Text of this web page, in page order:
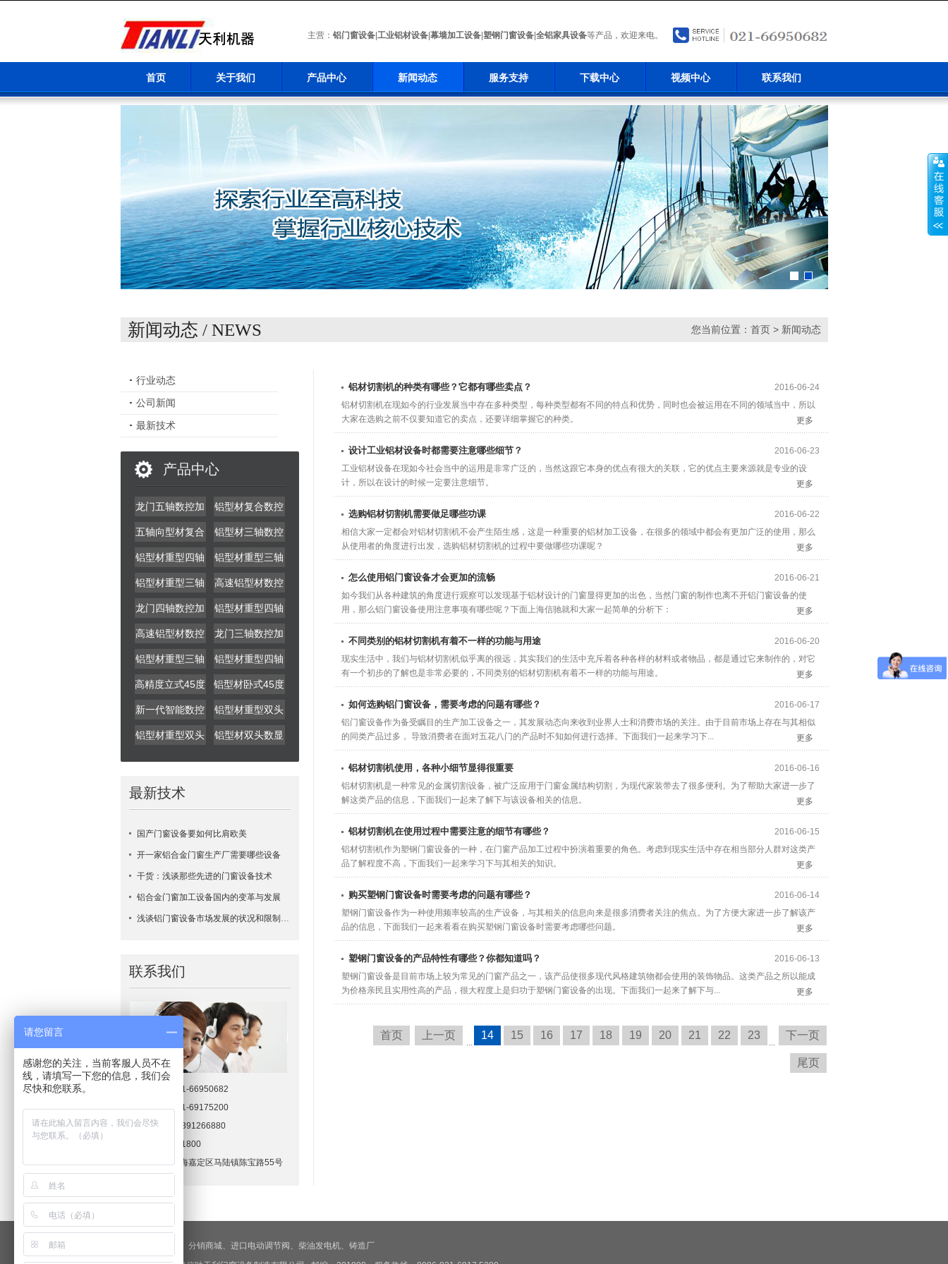
主营： 铝门窗设备| 工业铝材设备| 幕墙加工设备| 塑钢门窗设备| 全铝家具设备等产品，欢迎来电。
首页 关于我们 产品中心 新闻动态 服务支持 下载中心 视频中心 联系我们
您当前位置： 首页> 新闻动态
新闻动态 / NEWS
行业动态
公司新闻
最新技术
产品中心
龙门五轴数控加
工中心
铝型材复合数控
加工中心
五轴向型材复合
数控加工中心
550*6500B
铝型材三轴数控
加工中心
铝型材重型四轴
数控加工中心
铝型材重型三轴
数控加工中心
铝型材重型三轴
数控加工中心
高速铝型材数控
钻铣中心
龙门四轴数控加
工中心
铝型材重型四轴
数控加工中心
高速铝型材数控
钻铣中心
龙门三轴数控加
工中心
铝型材重型三轴
数控加工中心
铝型材重型四轴
数控加工中心
高精度立式45度
切割锯
铝型材卧式45度
切割锯
新一代智能数控
双头切割锯
铝型材重型双头
精密切割锯
铝型材重型双头
铝型材双头数显
最新技术
国产门窗设备要如何比肩欧美
开一家铝合金门窗生产厂需要哪些设备
干货：浅谈那些先进的门窗设备技术
铝合金门窗加工设备国内的变革与发展
浅谈铝门窗设备市场发展的状况和限制因素
联系我们
销售专线：021-66950682
售后中心：021-69175200
手机专线：13391266880
公司邮编：201800
公司地址：上海嘉定区马陆镇陈宝路55号
2016-06-24
铝材切割机的种类有哪些？它都有哪些卖点？
铝材切割机在现如今的行业发展当中存在多种类型，每种类型都有不同的特点和优势，同时也会被运用在不同的领域当中，所以
大家在选购之前不仅要知道它的卖点，还要详细掌握它的种类。
更多
2016-06-23
设计工业铝材设备时都需要注意哪些细节？
工业铝材设备在现如今社会当中的运用是非常广泛的，当然这跟它本身的优点有很大的关联，它的优点主要来源就是专业的设
计，所以在设计的时候一定要注意细节。
更多
2016-06-22
选购铝材切割机需要做足哪些功课
相信大家一定都会对铝材切割机不会产生陌生感，这是一种重要的铝材加工设备，在很多的领域中都会有更加广泛的使用，那么
从使用者的角度进行出发，选购铝材切割机的过程中要做哪些功课呢？
更多
2016-06-21
怎么使用铝门窗设备才会更加的流畅
如今我们从各种建筑的角度进行观察可以发现基于铝材设计的门窗显得更加的出色，当然门窗的制作也离不开铝门窗设备的使
用，那么铝门窗设备使用注意事项有哪些呢？下面上海信驰就和大家一起简单的分析下：
更多
2016-06-20
不同类别的铝材切割机有着不一样的功能与用途
现实生活中，我们与铝材切割机似乎离的很远，其实我们的生活中充斥着各种各样的材料或者物品，都是通过它来制作的，对它
有一个初步的了解也是非常必要的，不同类别的铝材切割机有着不一样的功能与用途。
更多
2016-06-17
如何选购铝门窗设备，需要考虑的问题有哪些？
铝门窗设备作为备受瞩目的生产加工设备之一，其发展动态向来收到业界人士和消费市场的关注。由于目前市场上存在与其相似
的同类产品过多， 导致消费者在面对五花八门的产品时不知如何进行选择。下面我们一起来学习下...
更多
2016-06-16
铝材切割机使用，各种小细节显得很重要
铝材切割机是一种常见的金属切割设备，被广泛应用于门窗金属结构切割，为现代家装带去了很多便利。为了帮助大家进一步了
解这类产品的信息，下面我们一起来了解下与该设备相关的信息。
更多
2016-06-15
铝材切割机在使用过程中需要注意的细节有哪些？
铝材切割机作为塑钢门窗设备的一种，在门窗产品加工过程中扮演着重要的角色。考虑到现实生活中存在相当部分人群对这类产
品了解程度不高，下面我们一起来学习下与其相关的知识。
更多
2016-06-14
购买塑钢门窗设备时需要考虑的问题有哪些？
塑钢门窗设备作为一种使用频率较高的生产设备，与其相关的信息向来是很多消费者关注的焦点。为了方便大家进一步了解该产
品的信息，下面我们一起来看看在购买塑钢门窗设备时需要考虑哪些问题。
更多
2016-06-13
塑钢门窗设备的产品特性有哪些？你都知道吗？
塑钢门窗设备是目前市场上较为常见的门窗产品之一，该产品使很多现代风格建筑物都会使用的装饰物品。这类产品之所以能成
为价格亲民且实用性高的产品，很大程度上是归功于塑钢门窗设备的出现。下面我们一起来了解下与...
更多
首页 上一页
...
14 15 16 17 18 19 20 21 22 23
...
下一页
尾页
分销商城、 进口电动调节阀 、 柴油发电机、 铸造厂
请您留言
感谢您的关注，当前客服人员不在
线，请填写一下您的信息，我们会
尽快和您联系。